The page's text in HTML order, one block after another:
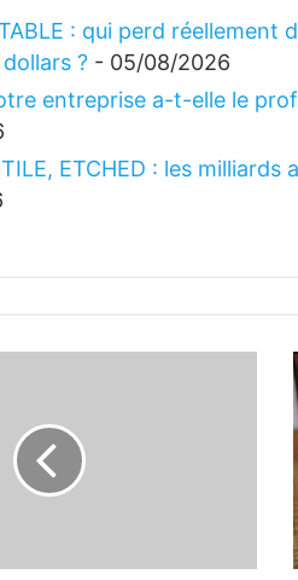
: qui perd réellement
? - 05/08/2026
entreprise a-t-elle le
ETCHED : les